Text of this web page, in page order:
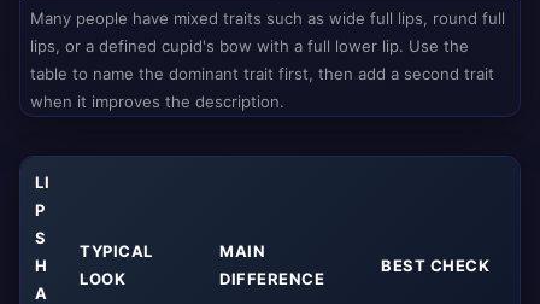
Many people have mixed traits such as wide full lips, round full
lips, or a defined cupid's bow with a full lower lip. Use the
table to name the dominant trait first, then add a second trait
when it improves the description.
LI
P
S
H
A
TYPICAL
LOOK
MAIN
DIFFERENCE
BEST CHECK